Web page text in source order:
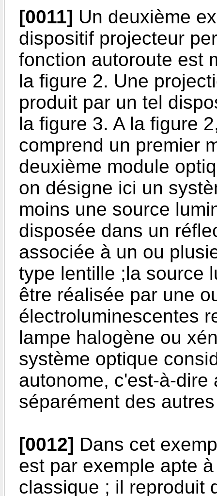
[0011] Un deuxième
dispositif projecteur
fonction autoroute est
la figure 2. Une
produit par un tel
la figure 3. A la figure
comprend un premier
deuxième module
on désigne ici un
moins une source
disposée dans un
associée à un ou
type lentille ;la source
être réalisée par une
électroluminescentes
lampe halogène ou
système optique
autonome, c'est-à-
séparément des
[0012] Dans cet
est par exemple apte
classique ; il reproduit